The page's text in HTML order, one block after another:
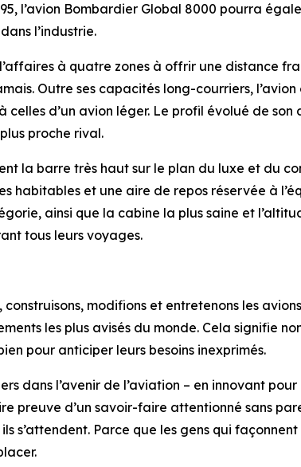
l’avion Bombardier Global 8000 pourra
l’industrie.
à quatre zones à offrir une distance
Outre ses capacités long-courriers,
d’un avion léger. Le profil évolué de
proche rival.
la barre très haut sur le plan du luxe et du
habitables et une aire de repos réservée à
ainsi que la cabine la plus saine et
tous leurs voyages.
construisons, modifions et entretenons les
les plus avisés du monde. Cela signifie
pour anticiper leurs besoins inexprimés.
dans l’avenir de l’aviation – en innovant
preuve d’un savoir-faire attentionné sans
s’attendent. Parce que les gens qui